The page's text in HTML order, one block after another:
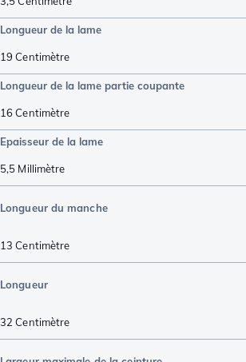
Longueur de la lame
19 Centimètre
Longueur de la lame partie coupante
16Centimètre
Epaisseur de la lame
5,5 Millimètre
Longueur du manche
13 Centimètre
Longueur
32 Centimètre